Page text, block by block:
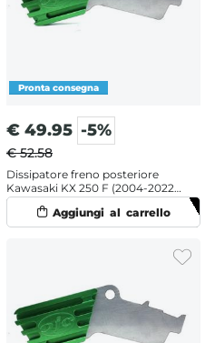
€ 49.95 -5%
€ 52.58
Dissipatore freno posteriore
Kawasaki KX 250 F (2004-2022)
Verde